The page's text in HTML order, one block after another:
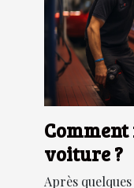
voiture ?
Après